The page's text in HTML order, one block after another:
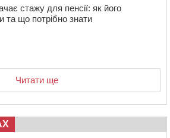
стажу для пенсії: як його
та що потрібно знати
Читати ще